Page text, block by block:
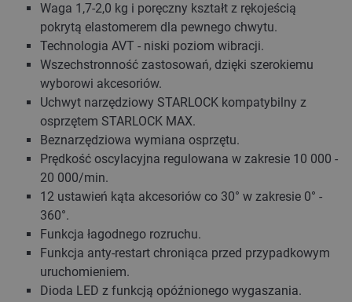
Waga 1,7-2,0 kg i poręczny kształt z rękojeścią
pokrytą elastomerem dla pewnego chwytu.
Technologia AVT - niski poziom wibracji.
Wszechstronność zastosowań, dzięki szerokiemu
wyborowi akcesoriów.
Uchwyt narzędziowy STARLOCK kompatybilny z
osprzętem STARLOCK MAX.
Beznarzędziowa wymiana osprzętu.
Prędkość oscylacyjna regulowana w zakresie 10 000 -
20 000/min.
12 ustawień kąta akcesoriów co 30° w zakresie 0° -
360°.
Funkcja łagodnego rozruchu.
Funkcja anty-restart chroniąca przed przypadkowym
uruchomieniem.
Dioda LED z funkcją opóźnionego wygaszania.